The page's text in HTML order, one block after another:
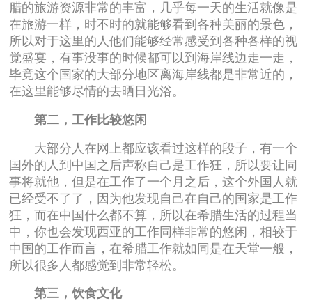
腊的旅游资源非常的丰富，几乎每一天的生活就像是
在旅游一样，时不时的就能够看到各种美丽的景色，
所以对于这里的人他们能够经常感受到各种各样的视
觉盛宴，有事没事的时候都可以到海岸线边走一走，
毕竟这个国家的大部分地区离海岸线都是非常近的，
在这里能够尽情的去晒日光浴。
第二，工作比较悠闲
大部分人在网上都应该看过这样的段子，有一个
国外的人到中国之后声称自己是工作狂，所以要让同
事将就他，但是在工作了一个月之后，这个外国人就
已经受不了了，因为他发现自己在自己的国家是工作
狂，而在中国什么都不算，所以在希腊生活的过程当
中，你也会发现西亚的工作同样非常的悠闲，相较于
中国的工作而言，在希腊工作就如同是在天堂一般，
所以很多人都感觉到非常轻松。
第三，饮食文化